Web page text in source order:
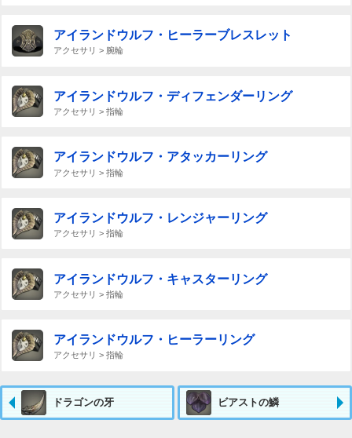
アイランドウルフ・ヒーラーブレスレット
アクセサリ > 腕輪
アイランドウルフ・ディフェンダーリング
アクセサリ > 指輪
アイランドウルフ・アタッカーリング
アクセサリ > 指輪
アイランドウルフ・レンジャーリング
アクセサリ > 指輪
アイランドウルフ・キャスターリング
アクセサリ > 指輪
アイランドウルフ・ヒーラーリング
アクセサリ > 指輪
ドラゴンの牙 ビアストの鱗